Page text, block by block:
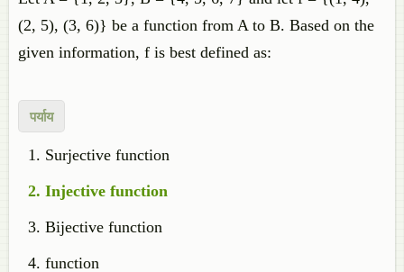
(2, 5), (3, 6)} be a function from A to B. Based on the
given information, f is best defined as:
पर्याय
Surjective function
Injective function
Bijective function
function